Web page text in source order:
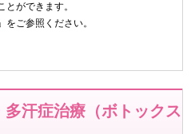
ができます。
」をご参照ください。
汗症治療（ボトックス